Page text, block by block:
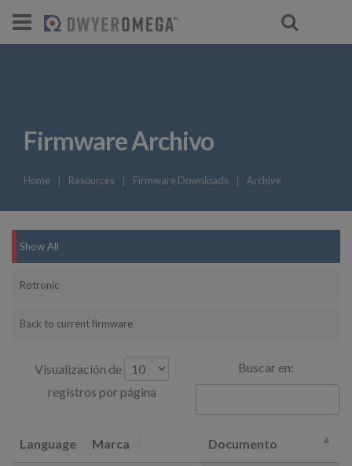
Firmware Archivo
Home ❘ Resources ❘ Firmware Downloads ❘ Archive
Show All
Rotronic
Back to current firmware
Visualización de
registros por página
Buscar en:
Language Marca Documento